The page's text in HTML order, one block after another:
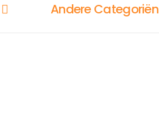
Andere Categoriën